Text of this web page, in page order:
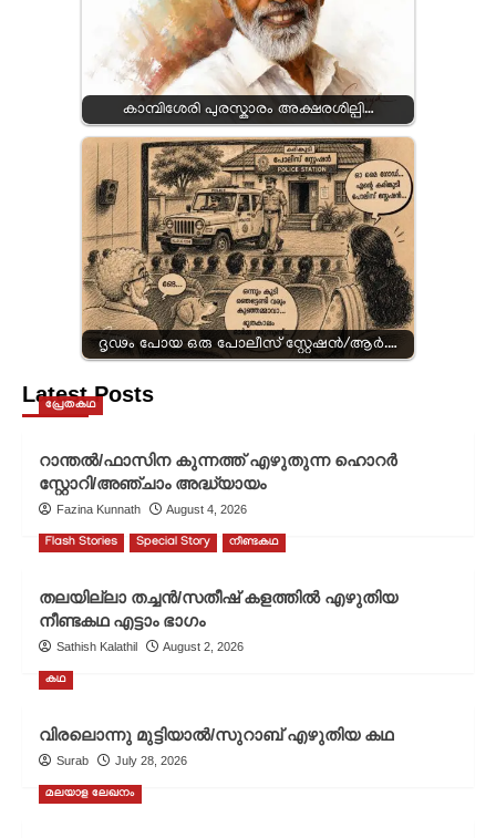
കാമ്പിശേരി പുരസ്കാരം അക്ഷരശില്പി…
ദൃഢം പോയ ഒരു പോലീസ് സ്റ്റേഷൻ/ആർ.…
Latest Posts
പ്രേതകഥ
റാന്തൽ/ഫാസിന കുന്നത്ത് എഴുതുന്ന ഹൊറർ
സ്റ്റോറി/അഞ്ചാം അദ്ധ്യായം
Fazina Kunnath August 4, 2026
Flash Stories Special Story നീണ്ടകഥ
തലയില്ലാ തച്ചൻ/സതീഷ് കളത്തിൽ എഴുതിയ
നീണ്ടകഥ എട്ടാം ഭാഗം
Sathish Kalathil August 2, 2026
കഥ
വിരലൊന്നു മുട്ടിയാൽ/സുറാബ് എഴുതിയ കഥ
Surab July 28, 2026
മലയാള ലേഖനം